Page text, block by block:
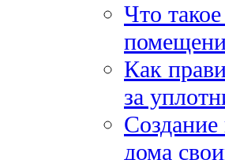
Что
Как
за
Создание
дома